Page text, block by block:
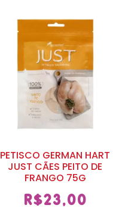
PETISCO GERMAN HART
JUST CÃES PEITO DE
FRANGO 75G
R$23,00